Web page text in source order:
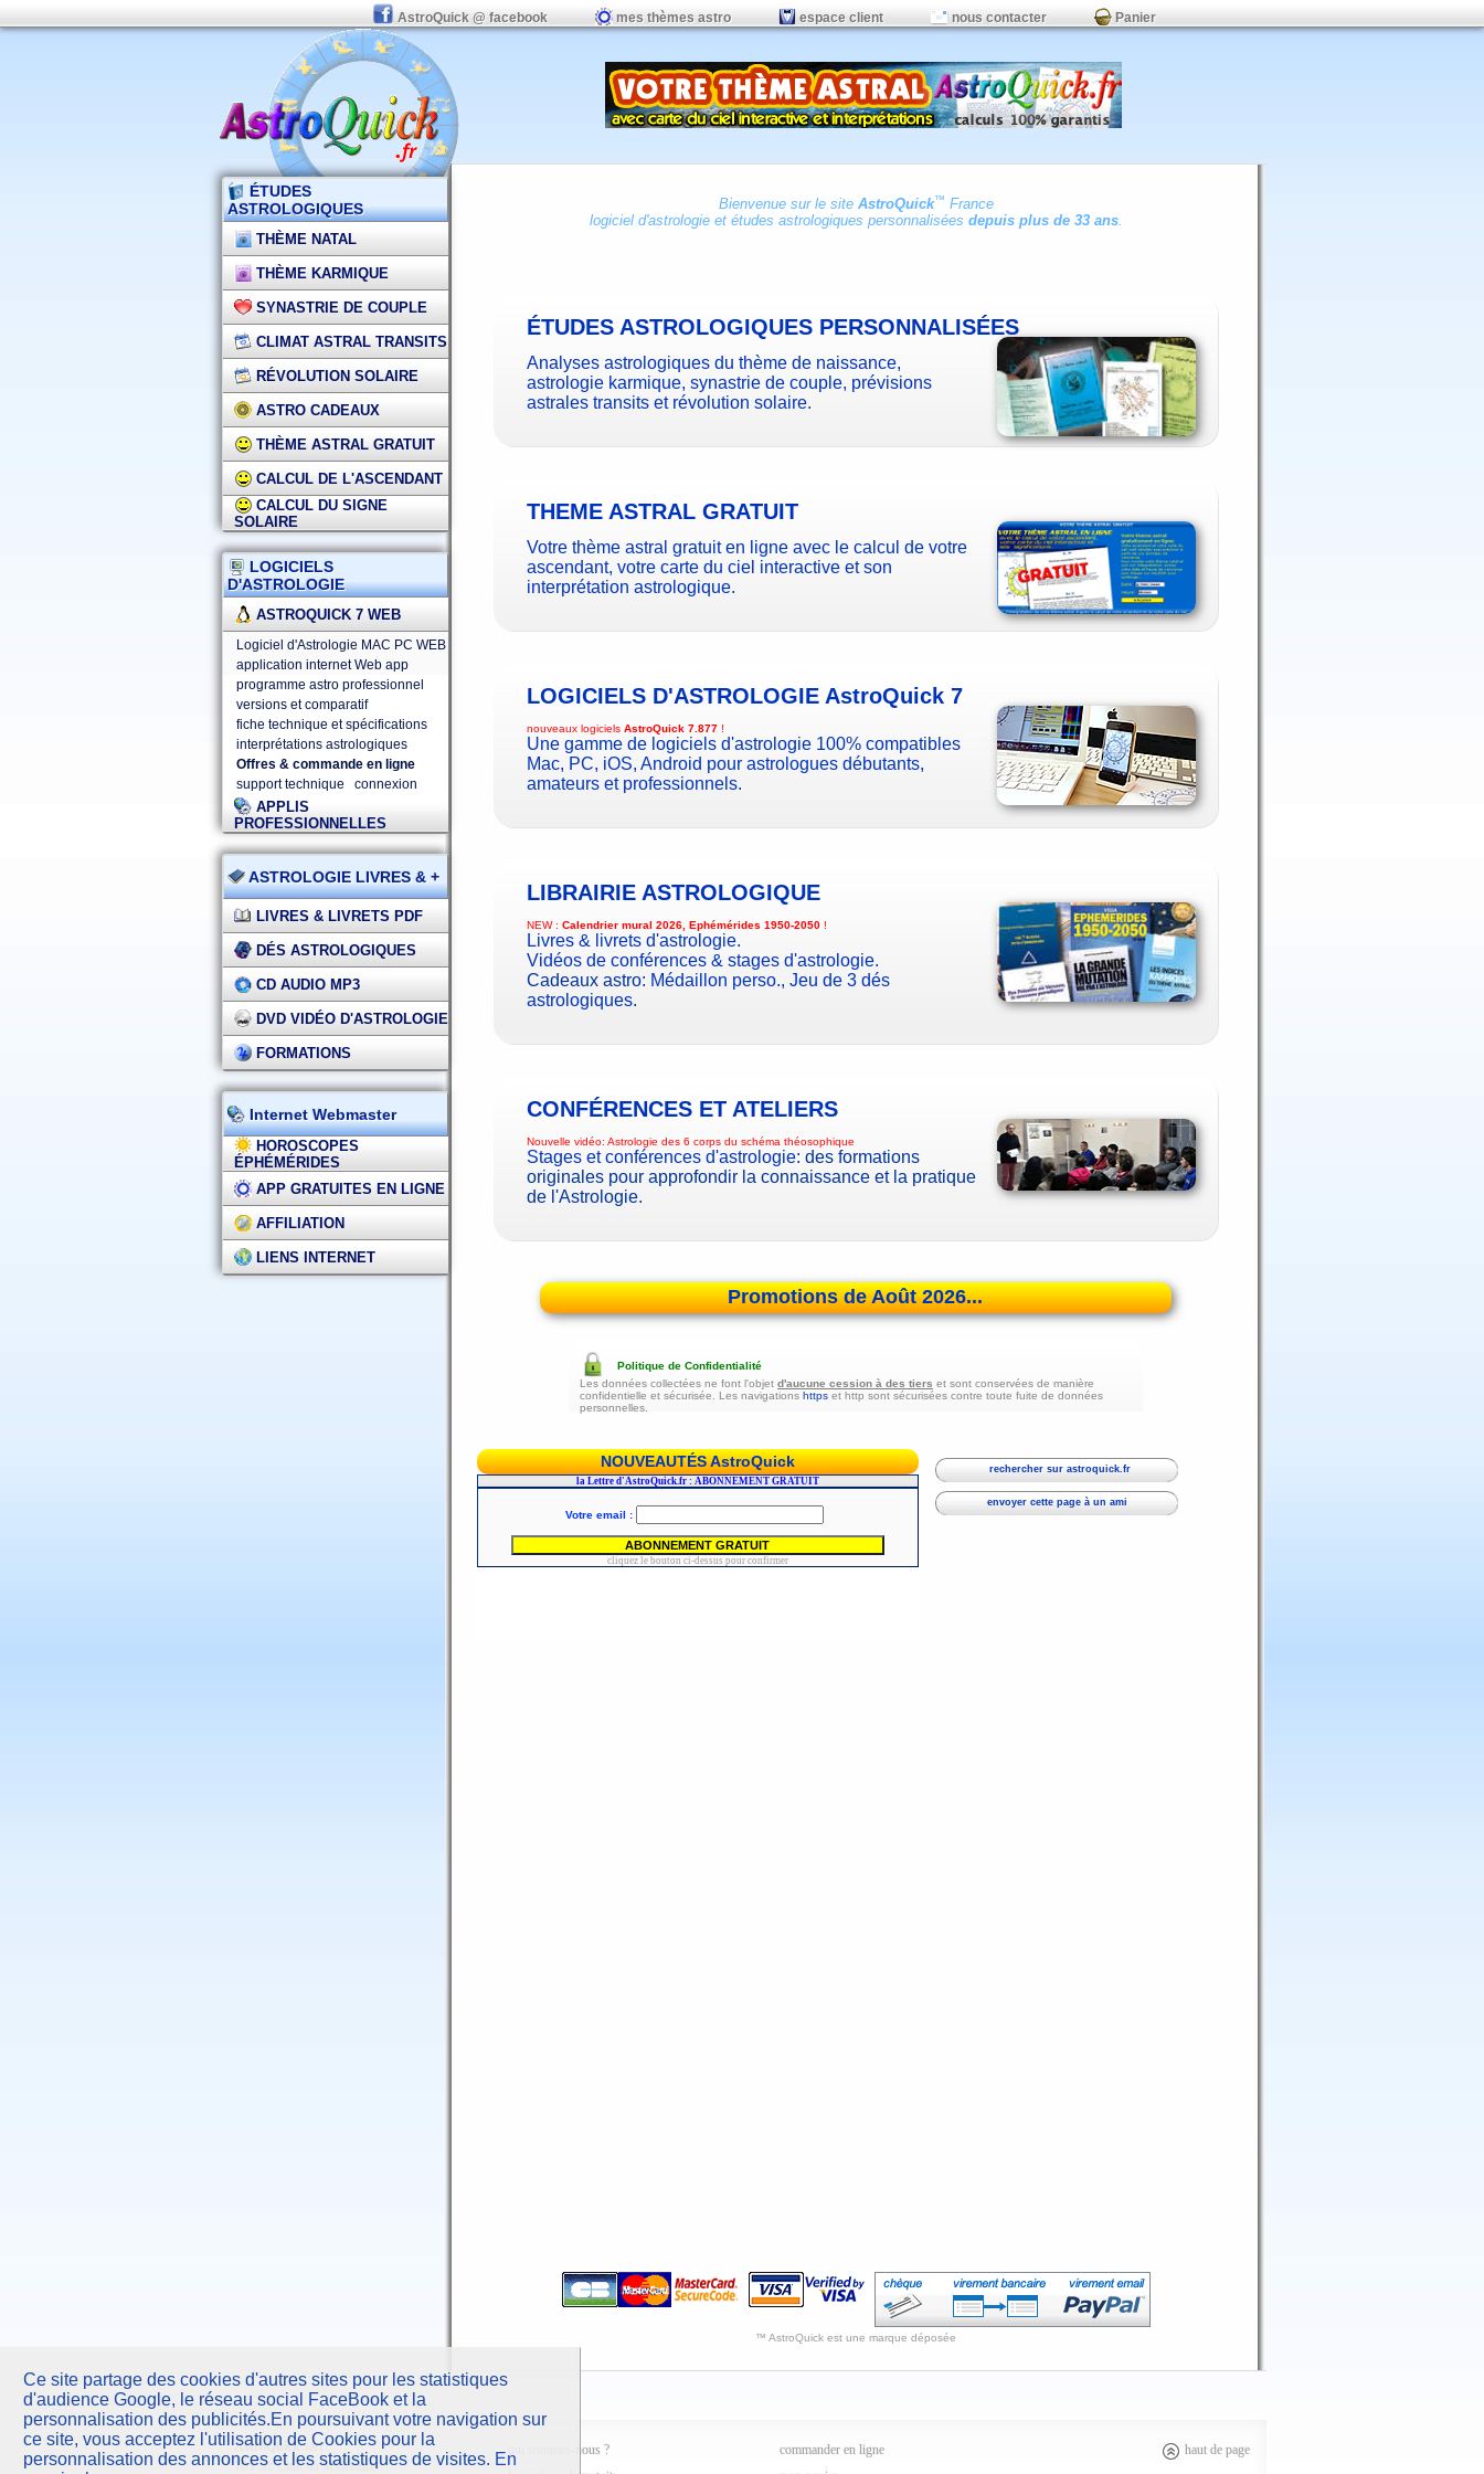
Ce site partage des cookies d'autres sites pour les statistiques
d'audience Google, le réseau social FaceBook et la
personnalisation des publicités.En poursuivant votre navigation sur
ce site, vous acceptez l'utilisation de Cookies pour la
personnalisation des annonces et les statistiques de visites. En
AstroQuick @ facebook mes thèmes astro espace client nous contacter Panier
ÉTUDES
ASTROLOGIQUES
THÈME NATAL
THÈME KARMIQUE
SYNASTRIE DE COUPLE
CLIMAT ASTRAL TRANSITS
RÉVOLUTION SOLAIRE
ASTRO CADEAUX
THÈME ASTRAL GRATUIT
CALCUL DE L'ASCENDANT
CALCUL DU SIGNE
SOLAIRE
LOGICIELS
D'ASTROLOGIE
ASTROQUICK 7 WEB
Logiciel d'Astrologie MAC PC WEB
application internet Web app
programme astro professionnel
versions et comparatif
fiche technique et spécifications
interprétations astrologiques
Offres & commande en ligne
support technique
connexion
APPLIS
PROFESSIONNELLES
ASTROLOGIE LIVRES & +
LIVRES & LIVRETS PDF
DÉS ASTROLOGIQUES
CD AUDIO MP3
DVD VIDÉO D'ASTROLOGIE
FORMATIONS
Internet Webmaster
HOROSCOPES
ÉPHÉMÉRIDES
APP GRATUITES EN LIGNE
AFFILIATION
LIENS INTERNET
Bienvenue sur le site AstroQuick™ France
logiciel d'astrologieet études astrologiques personnalisées depuis plus de 33 ans.
ÉTUDES ASTROLOGIQUES PERSONNALISÉES
Analyses astrologiques du thème de naissance,
astrologie karmique, synastrie de couple, prévisions
astrales transits et révolution solaire.
THEME ASTRAL GRATUIT
Votre thème astral gratuit en ligne avec le calcul de votre
ascendant, votre carte du ciel interactive et son
interprétation astrologique.
LOGICIELS D'ASTROLOGIE AstroQuick 7
nouveaux logiciels AstroQuick 7.877 !
Une gamme de logiciels d'astrologie 100% compatibles
Mac, PC, iOS, Android pour astrologues débutants,
amateurs et professionnels.
LIBRAIRIE ASTROLOGIQUE
NEW : Calendrier mural 2026, Ephémérides 1950-2050 !
Livres & livrets d'astrologie.
Vidéos de conférences & stages d'astrologie.
Cadeaux astro: Médaillon perso., Jeu de 3 dés
astrologiques.
CONFÉRENCES ET ATELIERS
Nouvelle vidéo: Astrologie des 6 corps du schéma théosophique
Stages et conférences d'astrologie: des formations
originales pour approfondir la connaissance et la pratique
de l'Astrologie.
Promotions de Août 2026...
Politique de Confidentialité
Les données collectées ne font l'objet d'aucune cession à des tiers et sont conservées de manière
confidentielle et sécurisée. Les navigations https et http sont sécurisées contre toute fuite de données
personnelles.
NOUVEAUTÉS AstroQuick rechercher sur astroquick.fr
envoyer cette page à un ami
™ AstroQuick est une marque déposée
AstroQuicksarl
10 Parc Club du Millénaire
qui sommes-nous ?
commander en ligne
haut de page